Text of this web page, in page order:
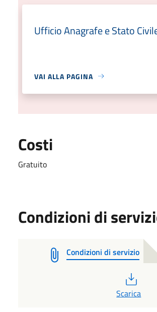
Ufficio Anagrafe e Stato
VAI ALLA PAGINA
Costi
Gratuito
Condizioni di
Condizioni di servizio
Scarica